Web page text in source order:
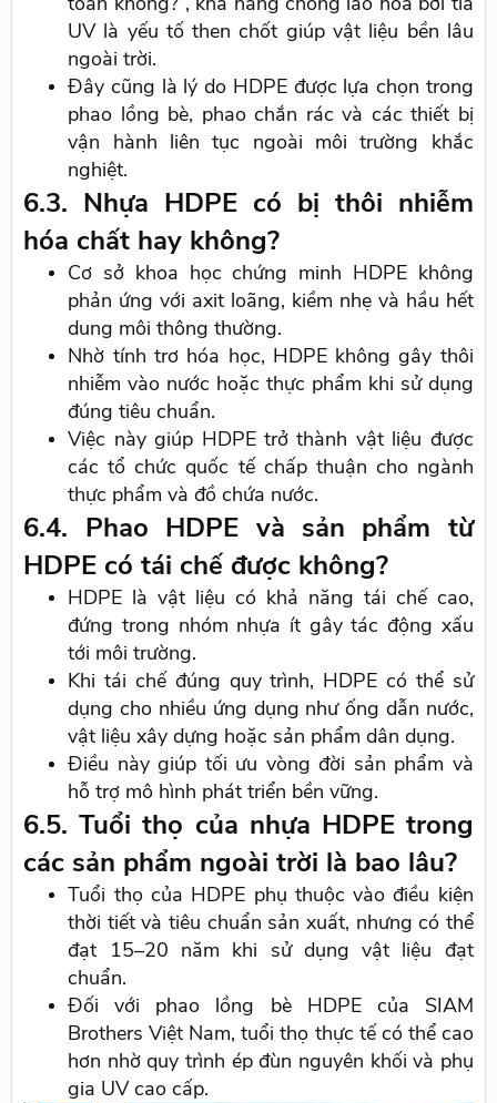
UV là yếu tố then chốt giúp vật liệu bền lâu
ngoài trời.
Đây cũng là lý do HDPE được lựa chọn trong
phao lồng bè, phao chắn rác và các thiết bị
vận hành liên tục ngoài môi trường khắc
nghiệt.
6.3. Nhựa HDPE có bị thôi nhiễm
hóa chất hay không?
Cơ sở khoa học chứng minh HDPE không
phản ứng với axit loãng, kiềm nhẹ và hầu hết
dung môi thông thường.
Nhờ tính trơ hóa học, HDPE không gây thôi
nhiễm vào nước hoặc thực phẩm khi sử dụng
đúng tiêu chuẩn.
Việc này giúp HDPE trở thành vật liệu được
các tổ chức quốc tế chấp thuận cho ngành
thực phẩm và đồ chứa nước.
6.4. Phao HDPE và sản phẩm từ
HDPE có tái chế được không?
HDPE là vật liệu có khả năng tái chế cao,
đứng trong nhóm nhựa ít gây tác động xấu
tới môi trường.
Khi tái chế đúng quy trình, HDPE có thể sử
dụng cho nhiều ứng dụng như ống dẫn nước,
vật liệu xây dựng hoặc sản phẩm dân dụng.
Điều này giúp tối ưu vòng đời sản phẩm và
hỗ trợ mô hình phát triển bền vững.
6.5. Tuổi thọ của nhựa HDPE trong
các sản phẩm ngoài trời là bao lâu?
Tuổi thọ của HDPE phụ thuộc vào điều kiện
thời tiết và tiêu chuẩn sản xuất, nhưng có thể
đạt 15–20 năm khi sử dụng vật liệu đạt
chuẩn.
Đối với phao lồng bè HDPE của SIAM
Brothers Việt Nam, tuổi thọ thực tế có thể cao
hơn nhờ quy trình ép đùn nguyên khối và phụ
gia UV cao cấp.